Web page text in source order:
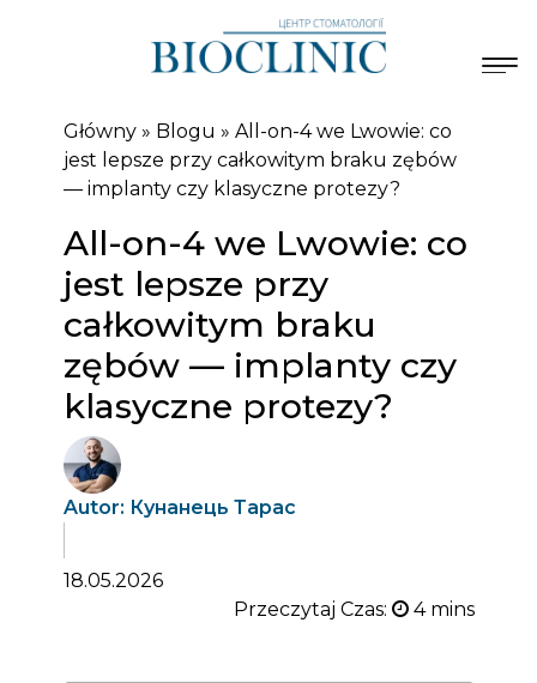
Główny» Blogu » All-on-4 we Lwowie: co
jest lepsze przy całkowitym braku zębów
— implanty czy klasyczne protezy?
All-on-4 we Lwowie: co
jest lepsze przy
całkowitym braku
zębów — implanty czy
klasyczne protezy?
Autor: Кунанець Тарас
18.05.2026
Przeczytaj Czas: